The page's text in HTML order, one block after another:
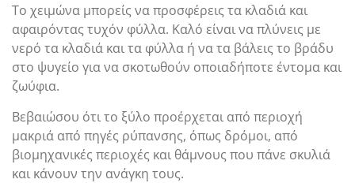
Το χειμώνα μπορείς να προσφέρεις τα κλαδιά και
αφαιρόντας τυχόν φύλλα. Καλό είναι να πλύνεις με
νερό τα κλαδιά και τα φύλλα ή να τα βάλεις το βράδυ
στο ψυγείο για να σκοτωθούν οποιαδήποτε έντομα και
ζωύφια.
Βεβαιώσου ότι το ξύλο προέρχεται από περιοχή
μακριά από πηγές ρύπανσης, όπως δρόμοι, από
βιομηχανικές περιοχές και θάμνους που πάνε σκυλιά
και κάνουν την ανάγκη τους.